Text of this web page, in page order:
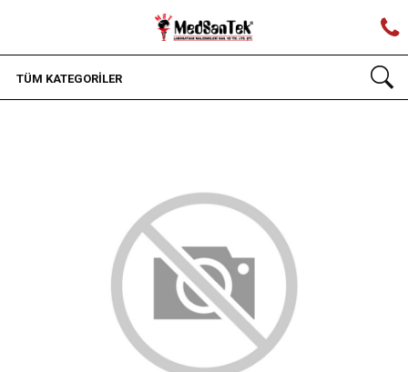
TÜM KATEGORİLER